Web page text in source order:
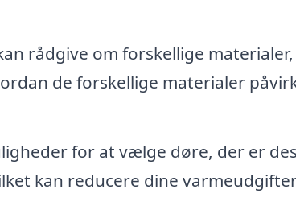
rådgive om forskellige
de forskellige materialer
for at vælge døre, der er
kan reducere dine